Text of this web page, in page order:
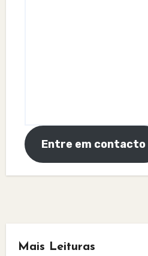
Entre em contacto
Mais Leituras